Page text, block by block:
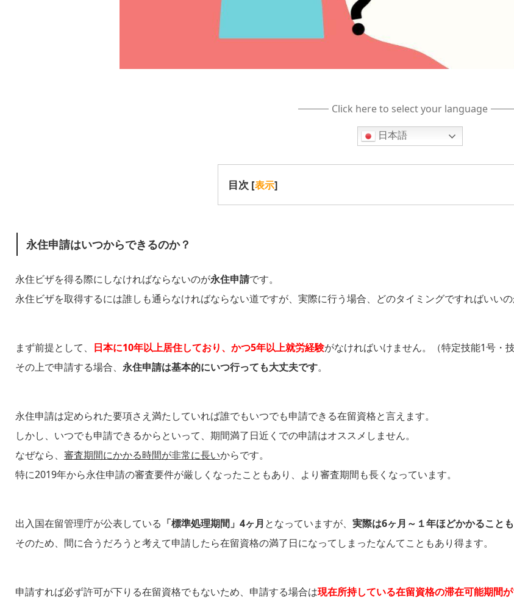
Click here to select your language
日本語
目次 [表示]
永住申請はいつからできるのか？
永住ビザを得る際にしなければならないのが永住申請です。
永住ビザを取得するには誰しも通らなければならない道ですが、実際に行う場合、どのタイミングですればいい
まず前提として、 日本に10年以上居住しており、かつ5年以上就労経験がなければいけません。（特定技能1号・
その上で申請する場合、 永住申請は基本的にいつ行っても大丈夫です。
永住申請は定められた要項さえ満たしていれば誰でもいつでも申請できる在留資格と言えます。
しかし、いつでも申請できるからといって、期間満了日近くでの申請はオススメしません。
なぜなら、 審査期間にかかる時間が非常に長いからです。
特に2019年から永住申請の審査要件が厳しくなったこともあり、より審査期間も長くなっています。
出入国在留管理庁が公表している 「標準処理期間」4ヶ月 となっていますが、 実際は6ヶ月～１年ほどかかること
そのため、間に合うだろうと考えて申請したら在留資格の満了日になってしまったなんてこともあり得ます。
申請すれば必ず許可が下りる在留資格でもないため、申請する場合は現在所持している在留資格の滞在可能期間